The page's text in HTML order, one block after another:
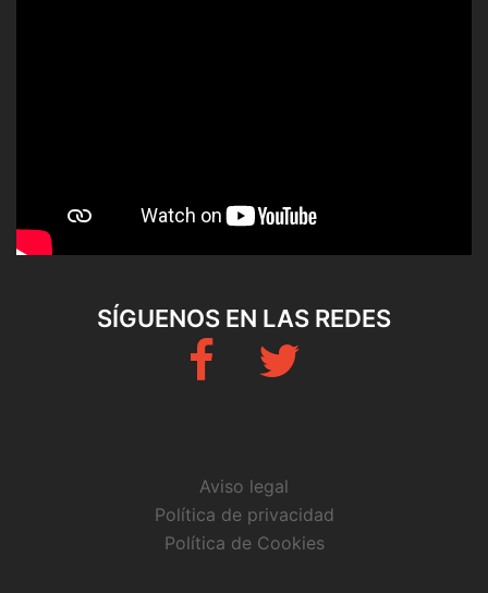
SÍGUENOS EN LAS REDES
Fb Twitter
Aviso legal
Política de privacidad
Política de Cookies